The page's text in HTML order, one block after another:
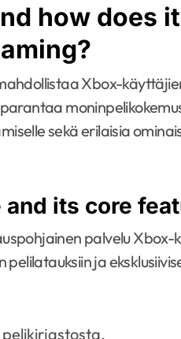
how does
Xbox-
sekä erilaisia
its core
palvelu Xbox-
ja